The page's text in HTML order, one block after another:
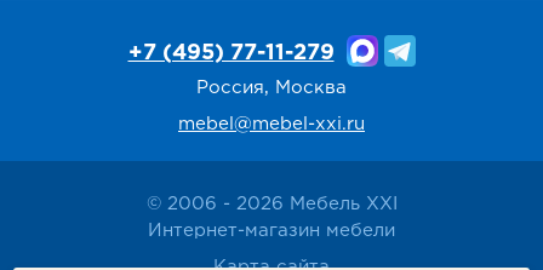
© 2006 - 2026 Мебель XXI
Интернет-магазин мебели
+7 (495) 77-11-279
Россия, Москва
mebel@mebel-xxi.ru